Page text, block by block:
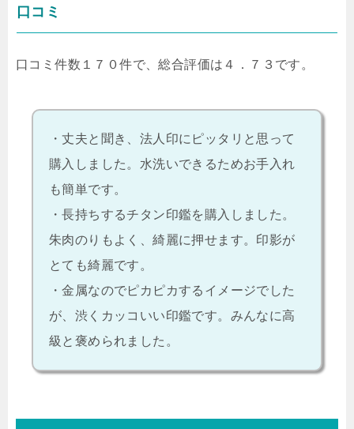
口コミ
口コミ件数１７０件で、総合評価は４．７３です。
・丈夫と聞き、法人印にピッタリと思って
購入しました。水洗いできるためお手入れ
も簡単です。
・長持ちするチタン印鑑を購入しました。
朱肉のりもよく、綺麗に押せます。印影が
とても綺麗です。
・金属なのでピカピカするイメージでした
が、渋くカッコいい印鑑です。みんなに高
級と褒められました。